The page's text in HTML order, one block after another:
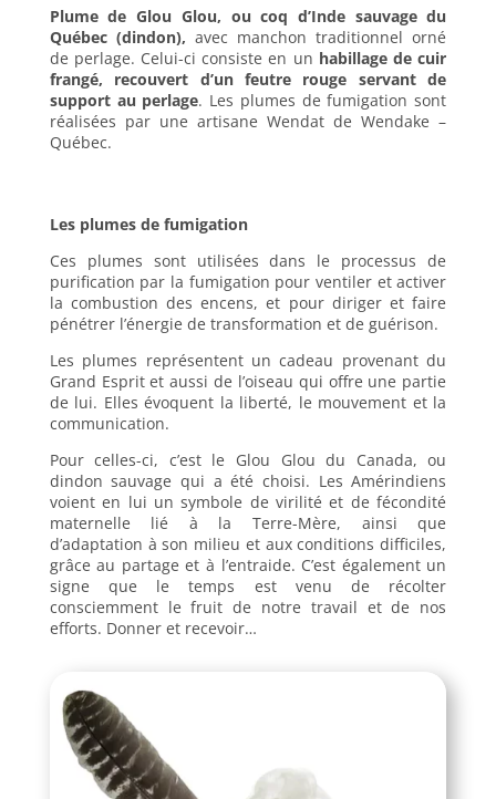
Plume de Glou Glou, ou coq d’Inde sauvage du
Québec (dindon), avec manchon traditionnel orné
de perlage. Celui-ci consiste en un habillage de cuir
frangé, recouvert d’un feutre rouge servant de
support au perlage. Les plumes de fumigation sont
réalisées par une artisane Wendat de Wendake –
Québec.
Les plumes de fumigation
Ces plumes sont utilisées dans le processus de
purification par la fumigation pour ventiler et activer
la combustion des encens, et pour diriger et faire
pénétrer l’énergie de transformation et de guérison.
Les plumes représentent un cadeau provenant du
Grand Esprit et aussi de l’oiseau qui offre une partie
de lui. Elles évoquent la liberté, le mouvement et la
communication.
Pour celles-ci, c’est le Glou Glou du Canada, ou
dindon sauvage qui a été choisi. Les Amérindiens
voient en lui un symbole de virilité et de fécondité
maternelle lié à la Terre-Mère, ainsi que
d’adaptation à son milieu et aux conditions difficiles,
grâce au partage et à l’entraide. C’est également un
signe que le temps est venu de récolter
consciemment le fruit de notre travail et de nos
efforts. Donner et recevoir…